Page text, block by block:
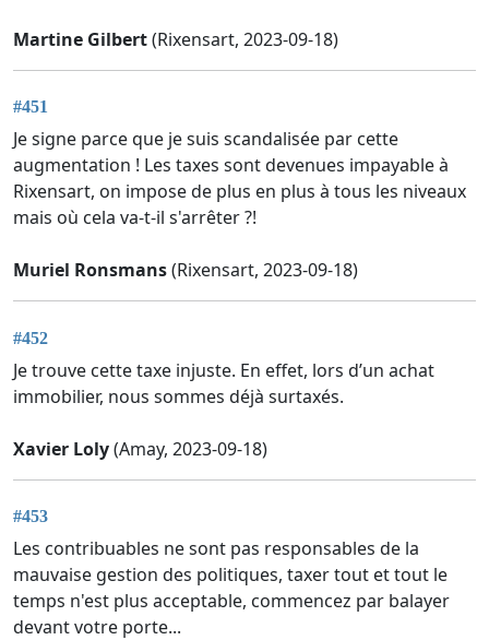
Martine Gilbert(Rixensart, 2023-09-18)
#451
Je signe parce que je suis scandalisée par cette
augmentation ! Les taxes sont devenues impayable à
Rixensart, on impose de plus en plus à tous les niveaux
mais où cela va-t-il s'arrêter ?!
Muriel Ronsmans(Rixensart, 2023-09-18)
#452
Je trouve cette taxe injuste. En effet, lors d’un achat
immobilier, nous sommes déjà surtaxés.
Xavier Loly(Amay, 2023-09-18)
#453
Les contribuables ne sont pas responsables de la
mauvaise gestion des politiques, taxer tout et tout le
temps n'est plus acceptable, commencez par balayer
devant votre porte...